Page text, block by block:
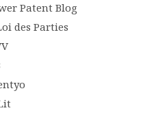
Patent Blog
des Parties